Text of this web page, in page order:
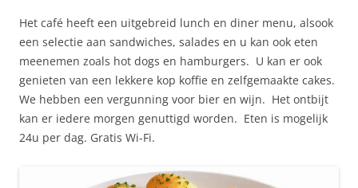
Het café heeft een uitgebreid lunch en diner menu, alsook
een selectie aan sandwiches, salades en u kan ook eten
meenemen zoals hot dogs en hamburgers. U kan er ook
genieten van een lekkere kop koffie en zelfgemaakte cakes.
We hebben een vergunning voor bier en wijn. Het ontbijt
kan er iedere morgen genuttigd worden. Eten is mogelijk
24u per dag. Gratis Wi-Fi.